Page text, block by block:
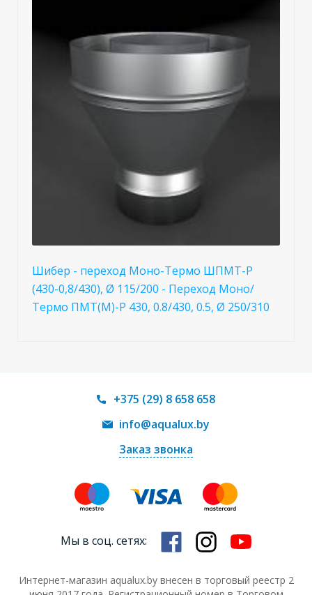
Шибер - переход Моно-Термо ШПМТ-Р
(430-0,8/430), Ø 115/200 - Переход Моно/
Термо ПМТ(М)-Р 430, 0.8/430, 0.5, Ø 250/310
+375 (29) 8 658 658
info@aqualux.by
Заказ звонка
Мы в соц. сетях:
Интернет-магазин aqualux.by внесен в торговый реестр 2